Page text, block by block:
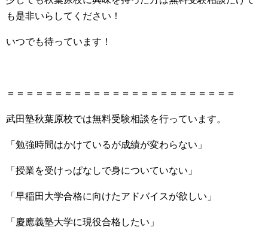
も是非いらしてください！
いつでも待っています！
＝＝＝＝＝＝＝＝＝＝＝＝＝＝＝＝＝＝＝＝＝＝＝＝
武田塾秋葉原校では無料受験相談を行っています。
「勉強時間はかけているが成績が変わらない」
「授業を受けっぱなしで身についていない」
「早稲田大学合格に向けたアドバイスが欲しい」
「慶應義塾大学に現役合格したい」